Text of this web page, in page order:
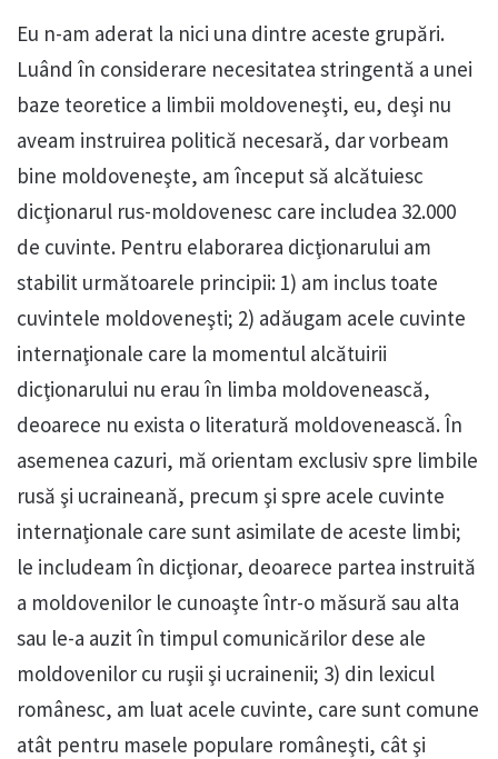
Eu n-am aderat la nici una dintre aceste grupări.
Luând în considerare necesitatea stringentă a unei
baze teoretice a limbii moldoveneşti, eu, deşi nu
aveam instruirea politică necesară, dar vorbeam
bine moldoveneşte, am început să alcătuiesc
dicţionarul rus-moldovenesc care includea 32.000
de cuvinte. Pentru elaborarea dicţionarului am
stabilit următoarele principii: 1) am inclus toate
cuvintele moldoveneşti; 2) adăugam acele cuvinte
internaţionale care la momentul alcătuirii
dicţionarului nu erau în limba moldovenească,
deoarece nu exista o literatură moldovenească. În
asemenea cazuri, mă orientam exclusiv spre limbile
rusă şi ucraineană, precum şi spre acele cuvinte
internaţionale care sunt asimilate de aceste limbi;
le includeam în dicţionar, deoarece partea instruită
a moldovenilor le cunoaşte într-o măsură sau alta
sau le-a auzit în timpul comunicărilor dese ale
moldovenilor cu ruşii şi ucrainenii; 3) din lexicul
românesc, am luat acele cuvinte, care sunt comune
atât pentru masele populare româneşti, cât şi